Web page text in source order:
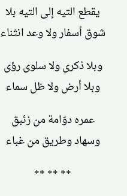
يقطع التيه إلى التيه بلا
شوق أسفار ولا وعد انثناء
وبلا ذكرى ولا سلوى رؤى
وبلا أرض ولا ظل سماء
عمره دوّامة من زئبق
وسهاد وطريق من غباء
** ** **